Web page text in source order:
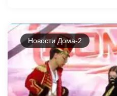
Новости Дома-2